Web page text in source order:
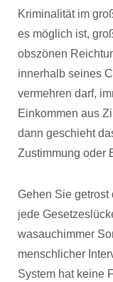
Kriminalität im
es möglich ist,
obszönen
innerhalb seines
vermehren darf,
Einkommen aus
dann geschieht
Zustimmung oder
Gehen Sie getrost
jede
wasauchimmer
menschlicher
System hat keine